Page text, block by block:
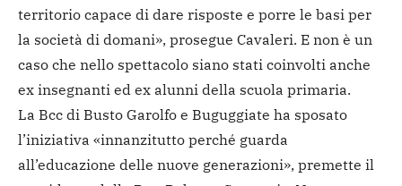
territorio capace di dare risposte e porre le basi per
la società di domani», prosegue Cavaleri. E non è un
caso che nello spettacolo siano stati coinvolti anche
ex insegnanti ed ex alunni della scuola primaria.
La Bcc di Busto Garolfo e Buguggiate ha sposato
l’iniziativa «innanzitutto perché guarda
all’educazione delle nuove generazioni», premette il